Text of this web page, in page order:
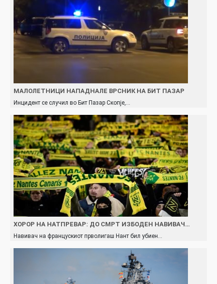
МАЛОЛЕТНИЦИ НАПАДНАЛЕ ВРСНИК НА БИТ ПАЗАР
Инцидент се случил во Бит Пазар Скопје,…
ХОРОР НА НАТПРЕВАР: ДО СМРТ ИЗБОДЕН НАВИВАЧ…
Навивач на францускиот прволигаш Нант бил убиен…